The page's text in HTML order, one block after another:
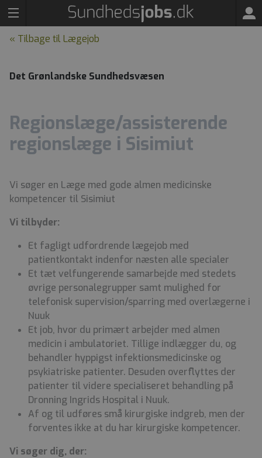
« Tilbage til Lægejob
Det Grønlandske Sundhedsvæsen
Regionslæge/assisterende
regionslæge i Sisimiut
Vi søger en Læge med gode almen medicinske
kompetencer til Sisimiut
Vi tilbyder:
Et fagligt udfordrende lægejob med
patientkontakt indenfor næsten alle specialer
Et tæt velfungerende samarbejde med stedets
øvrige personalegrupper samt mulighed for
telefonisk supervision/sparring med overlægerne i
Nuuk
Et job, hvor du primært arbejder med almen
medicin i ambulatoriet. Tillige indlægger du, og
behandler hyppigst infektionsmedicinske og
psykiatriske patienter. Desuden overflyttes der
patienter til videre specialiseret behandling på
Dronning Ingrids Hospital i Nuuk.
Af og til udføres små kirurgiske indgreb, men der
forventes ikke at du har kirurgiske kompetencer.
Vi søger dig, der: